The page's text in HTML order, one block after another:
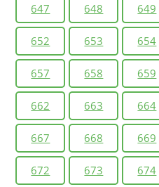
647 648 649
652 653 654
657 658 659
662 663 664
667 668 669
672 673 674